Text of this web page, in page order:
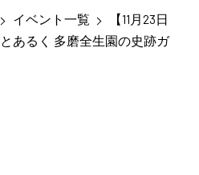
イベント一覧
【11月23日
あるく 多磨全生園の史跡ガ